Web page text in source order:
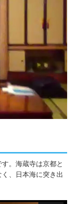
。海蔵寺は京都と
、日本海に突き出